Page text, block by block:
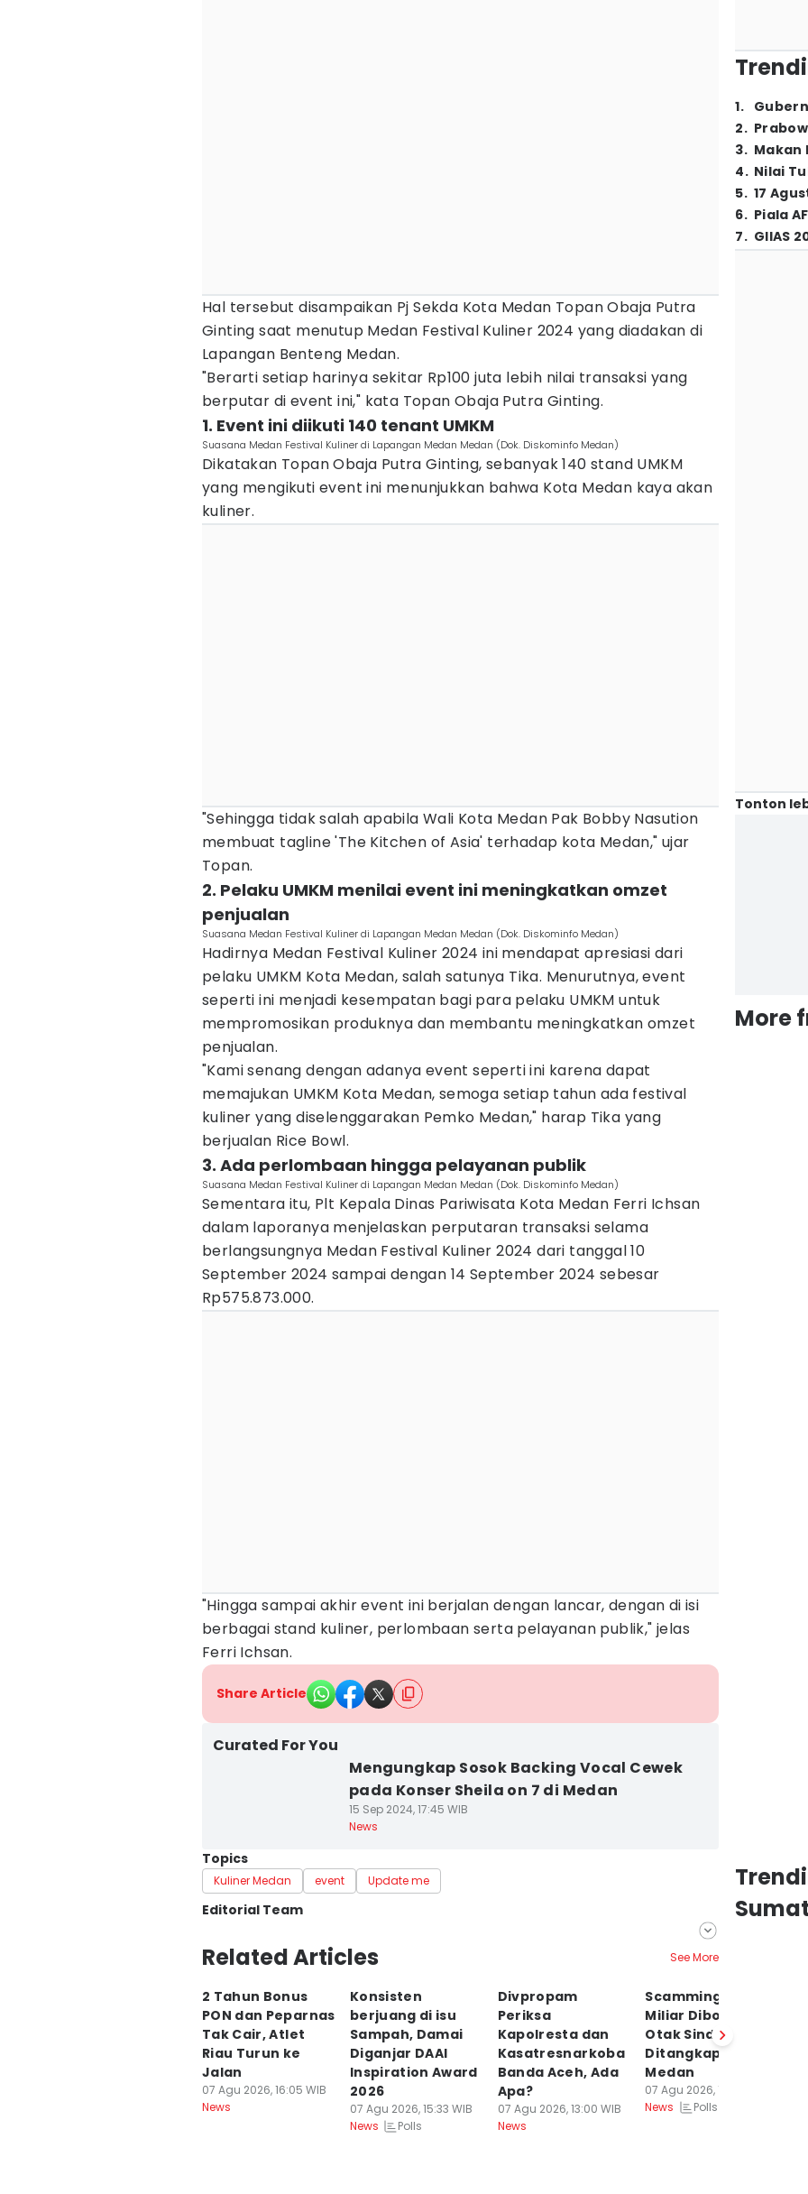
Hal tersebut disampaikan Pj Sekda Kota Medan Topan Obaja Putra
Ginting saat menutup Medan Festival Kuliner 2024 yang diadakan di
Lapangan Benteng Medan.
"Berarti setiap harinya sekitar Rp100 juta lebih nilai transaksi yang
berputar di event ini," kata Topan Obaja Putra Ginting.
1. Event ini diikuti 140 tenant UMKM
Suasana Medan Festival Kuliner di Lapangan Medan Medan (Dok. Diskominfo Medan)
Dikatakan Topan Obaja Putra Ginting, sebanyak 140 stand UMKM
yang mengikuti event ini menunjukkan bahwa Kota Medan kaya akan
kuliner.
"Sehingga tidak salah apabila Wali Kota Medan Pak Bobby Nasution
membuat tagline 'The Kitchen of Asia' terhadap kota Medan," ujar
Topan.
2. Pelaku UMKM menilai event ini meningkatkan omzet
penjualan
Suasana Medan Festival Kuliner di Lapangan Medan Medan (Dok. Diskominfo Medan)
Hadirnya Medan Festival Kuliner 2024 ini mendapat apresiasi dari
pelaku UMKM Kota Medan, salah satunya Tika. Menurutnya, event
seperti ini menjadi kesempatan bagi para pelaku UMKM untuk
mempromosikan produknya dan membantu meningkatkan omzet
penjualan.
"Kami senang dengan adanya event seperti ini karena dapat
memajukan UMKM Kota Medan, semoga setiap tahun ada festival
kuliner yang diselenggarakan Pemko Medan," harap Tika yang
berjualan Rice Bowl.
3. Ada perlombaan hingga pelayanan publik
Suasana Medan Festival Kuliner di Lapangan Medan Medan (Dok. Diskominfo Medan)
Sementara itu, Plt Kepala Dinas Pariwisata Kota Medan Ferri Ichsan
dalam laporanya menjelaskan perputaran transaksi selama
berlangsungnya Medan Festival Kuliner 2024 dari tanggal 10
September 2024 sampai dengan 14 September 2024 sebesar
Rp575.873.000.
"Hingga sampai akhir event ini berjalan dengan lancar, dengan di isi
berbagai stand kuliner, perlombaan serta pelayanan publik," jelas
Ferri Ichsan.
Share Article
Curated For You
Mengungkap Sosok Backing Vocal Cewek
pada Konser Sheila on 7 di Medan
15 Sep 2024, 17:45 WIB
News
Topics
Kuliner Medan event Update me
Editorial Team
Editor
Indah Permata Sari
Editor
Arifin Al Alamudi
Related Articles See More
2 Tahun Bonus
PON dan Peparnas
Tak Cair, Atlet
Riau Turun ke
Jalan
07 Agu 2026, 16:05 WIB
News
Konsisten
berjuang di isu
Sampah, Damai
Diganjar DAAI
Inspiration Award
2026
07 Agu 2026, 15:33 WIB
News
Polls
Divpropam
Periksa
Kapolresta dan
Kasatresnarkoba
Banda Aceh, Ada
Apa?
07 Agu 2026, 13:00 WIB
News
Scamming Rp6,7
Miliar Dibongkar,
Otak Sindikat
Ditangkap di
Medan
07 Agu 2026, 12:52 WIB
News
Polls
1.
2.
3. Makan
4. Nilai
5. 17
6. Piala
7. GIIAS
Tonton
More